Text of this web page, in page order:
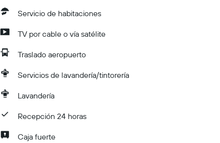
Servicio de habitaciones
TV por cable o vía satélite
Traslado aeropuerto
Servicios de lavandería/tintorería
Lavandería
Recepción 24 horas
Caja fuerte